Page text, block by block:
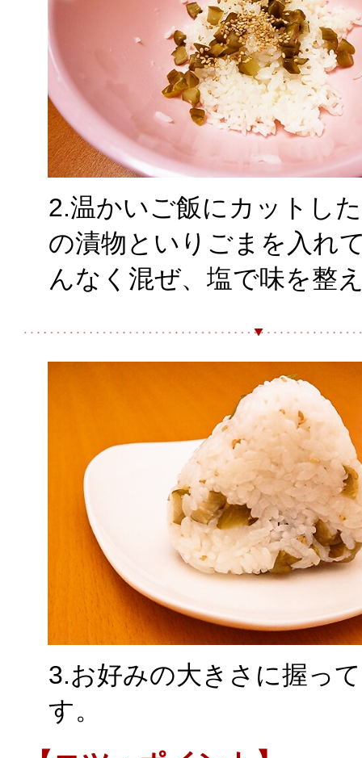
2.温かいご飯にカットし
の漬物といりごまを入れ
んなく混ぜ、塩で味を整
3.お好みの大きさに握っ
す。